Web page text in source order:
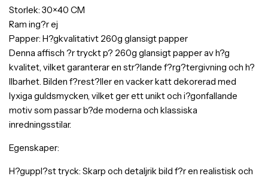
Storlek: 30×40 CM
Ram ing?r ej
Papper: H?gkvalitativt 260g glansigt papper
Denna affisch ?r tryckt p? 260g glansigt papper av h?g
kvalitet, vilket garanterar en str?lande f?rg?tergivning och h?
llbarhet. Bilden f?rest?ller en vacker katt dekorerad med
lyxiga guldsmycken, vilket ger ett unikt och i?gonfallande
motiv som passar b?de moderna och klassiska
inredningsstilar.
Egenskaper:
H?guppl?st tryck: Skarp och detaljrik bild f?r en realistisk och